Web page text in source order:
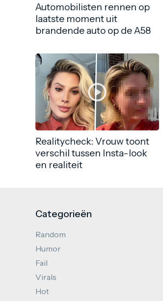
Automobilisten rennen op
laatste moment uit
brandende auto op de A58
Realitycheck: Vrouw toont
verschil tussen Insta-look
en realiteit
Categorieën
Random
Humor
Fail
Virals
Hot